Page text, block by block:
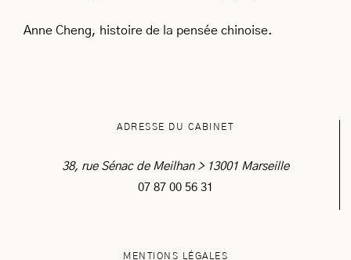
Anne Cheng, histoire de la pensée chinoise.
ADRESSE DU CABINET
38, rue Sénac de Meilhan > 13001 Marseille
07 87 00 56 31
MENTIONS LÉGALES